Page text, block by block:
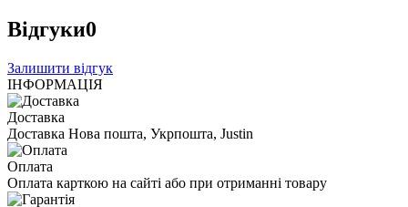
Відгуки0
Залишити відгук
ІНФОРМАЦІЯ
Доставка
Доставка Нова пошта, Укрпошта, Justin
Оплата
Оплата карткою на сайті або при отриманні товару